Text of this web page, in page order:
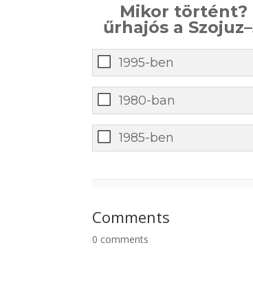
Mikor történt?
űrhajós a
1995-ben
1980-ban
1985-ben
Comments
0 comments